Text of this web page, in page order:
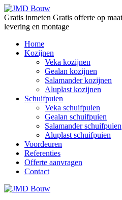
Gratis inmeten Gratis offerte op maat
levering en montage
Home
Kozijnen
Veka kozijnen
Gealan kozijnen
Salamander kozijnen
Aluplast kozijnen
Schuifpuien
Veka schuifpuien
Gealan schuifpuien
Salamander schuifpuien
Aluplast schuifpuien
Voordeuren
Referenties
Offerte aanvragen
Contact